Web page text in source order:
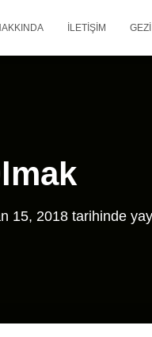
İLETIŞIM
15, 2018tarihinde